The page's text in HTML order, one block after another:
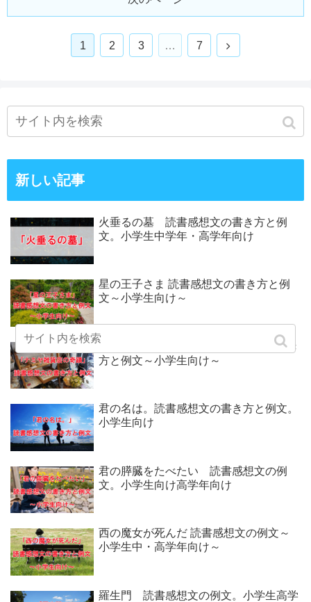
1 2 3 … 7
新しい記事
火垂るの墓 読書感想文の書き方と例
文。小学生中学年・高学年向け
星の王子さま 読書感想文の書き方と例
文～小学生向け～
ナミヤ雑貨店の奇蹟 読書感想文の書き
方と例文～小学生向け～
君の名は。読書感想文の書き方と例文。
小学生向け
君の膵臓をたべたい 読書感想文の例
文。小学生向け高学年向け
西の魔女が死んだ 読書感想文の例文～
小学生中・高学年向け～
羅生門 読書感想文の例文。小学生高学